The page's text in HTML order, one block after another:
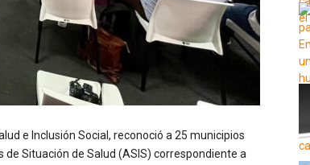
e Inclusión Social, reconoció a 25 municipios
Situación de Salud (ASIS) correspondiente a